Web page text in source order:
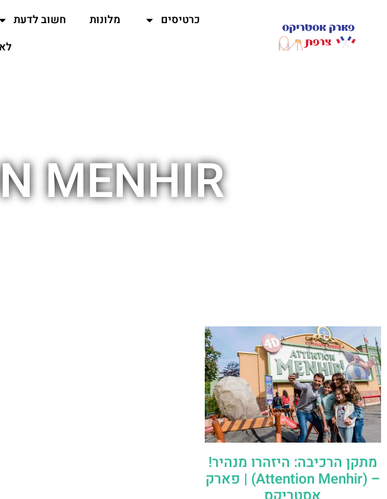
כרטיסים מלונות חשוב לדעת
MENHIR !
מתקן הרכיבה: היזהרו מנהיר!
– (Attention Menhir) | פארק